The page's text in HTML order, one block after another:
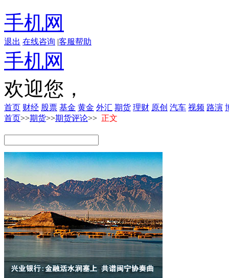
手机网
退出 在线咨询 |客服帮助
手机网
欢迎您，
首页 财经 股票 基金 黄金 外汇 期货 理财 原创 汽车 视频 路演
首页>>期货>>期货评论>> 正文